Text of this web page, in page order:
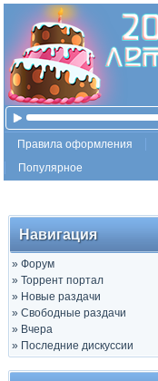
Правила оформления
Популярное
Навигация
» Форум
» Торрент портал
» Новые раздачи
» Свободные раздачи
» Вчера
» Последние дискуссии